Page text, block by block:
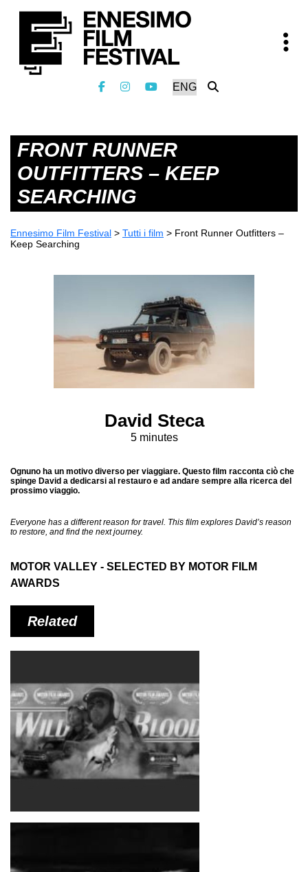
FRONT RUNNER
OUTFITTERS – KEEP
SEARCHING
Ennesimo Film Festival > Tutti i film > Front Runner Outfitters –
Keep Searching
David Steca
5 minutes
Ognuno ha un motivo diverso per viaggiare. Questo film racconta ciò che
spinge David a dedicarsi al restauro e ad andare sempre alla ricerca del
prossimo viaggio.
Everyone has a different reason for travel. This film explores David’s reason
to restore, and find the next journey.
MOTOR VALLEY - SELECTED BY MOTOR FILM
AWARDS
Related